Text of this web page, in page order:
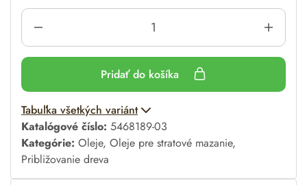
Pridať do košíka
A
l
t
e
r
Tabuľka všetkých variánt
Katalógové číslo: 5468189-03
Kategórie: Oleje, Oleje pre stratové mazanie,
Približovanie dreva